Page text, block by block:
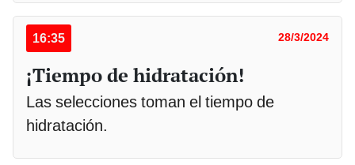
16:35 28/3/2024
¡Tiempo de hidratación!
Las selecciones toman el tiempo de
hidratación.